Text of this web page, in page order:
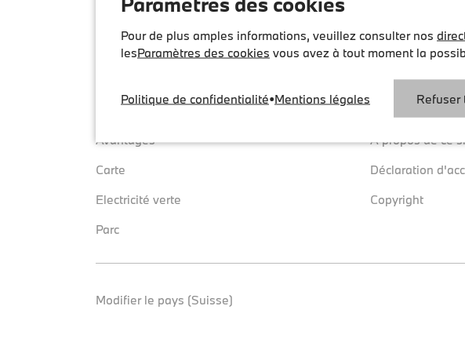
Aperçu
Tarifs
Avantages
Carte
Electricité verte
Parc
Support
Mentions
Termes,
À propos de ce
Déclaration
Copyright
Modifier le pays (Suisse)
Pour de plus amples informations, veuillez consulter nos
lesParamètres des cookies vous avez à tout moment la
Refuser
Politique de confidentialité•Mentions légales